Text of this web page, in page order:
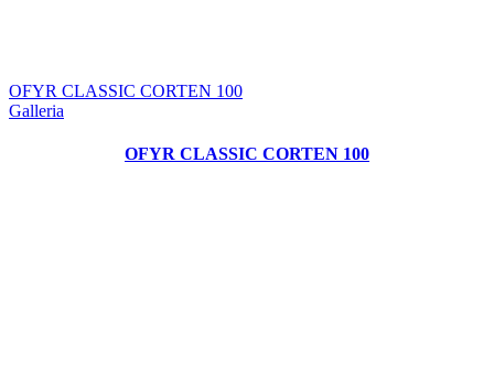
OFYR CLASSIC CORTEN 100
Galleria
OFYR CLASSIC CORTEN 100